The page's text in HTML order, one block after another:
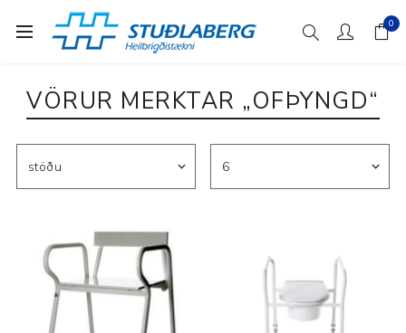
0
VÖRUR MERKTAR „OFÞYNGD“